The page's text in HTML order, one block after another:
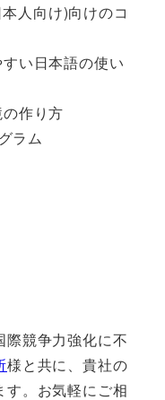
人向け)向けのコ
い日本語の使い
作り方
ラム
競争力強化に不
様と共に、貴社の
す。お気軽にご相